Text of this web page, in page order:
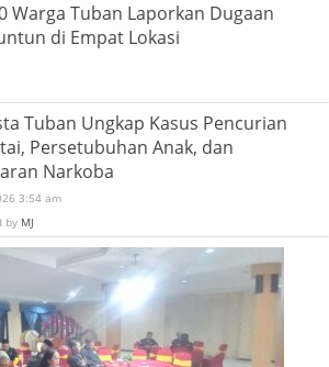
Warga Tuban Laporkan Dugaan
di Empat Lokasi
Tuban Ungkap Kasus Pencurian
Persetubuhan Anak, dan
Narkoba
3:54 am
by MJ